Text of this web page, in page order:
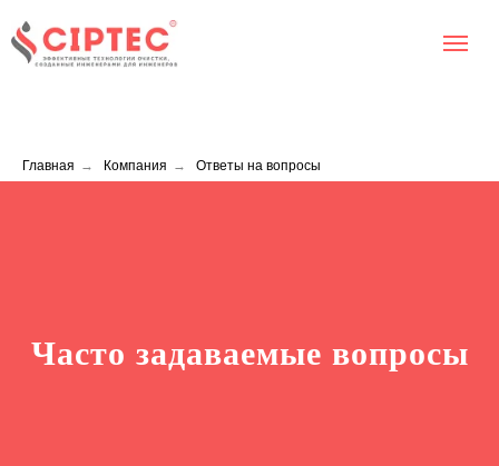
Главная → Компания → Ответы на вопросы
Часто задаваемые вопросы